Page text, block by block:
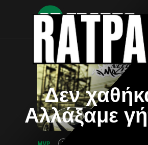
Δεν
Αλλάξαμε